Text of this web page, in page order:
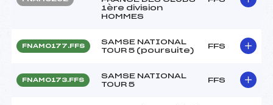
1ère division
HOMMES
FNAM0177.FFS
SAMSE NATIONAL
TOUR 5 (poursuite)
FFS
FNAM0173.FFS
SAMSE NATIONAL
TOUR 5
FFS